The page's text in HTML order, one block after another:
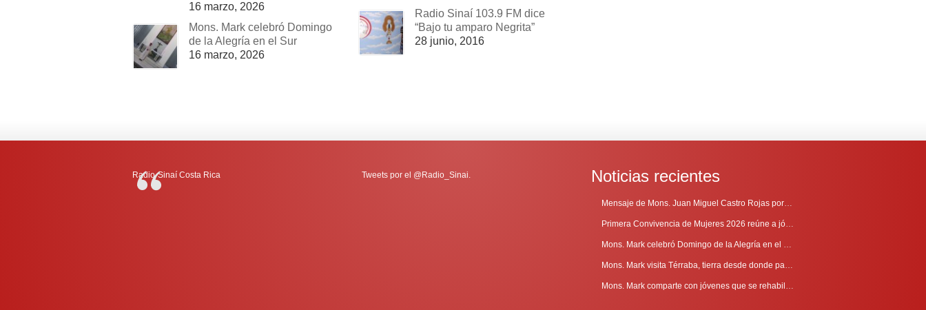
16 marzo, 2026
Mons. Mark celebró Domingo
de la Alegría en el Sur
16 marzo, 2026
Radio Sinaí 103.9 FM dice
“Bajo tu amparo Negrita”
28 junio, 2016
Radio-Sinaí Costa Rica Tweets por el @Radio_Sinai. Noticias recientes
Mensaje de Mons. Juan Miguel Castro Rojas por el 69º Aniversario de Radio Sinaí
Primera Convivencia de Mujeres 2026 reúne a jóvenes en proceso de discernimiento vocacional
Mons. Mark celebró Domingo de la Alegría en el Sur
Mons. Mark visita Térraba, tierra desde donde parte la evangelización
Mons. Mark comparte con jóvenes que se rehabilitan en Comunidad Cenáculo